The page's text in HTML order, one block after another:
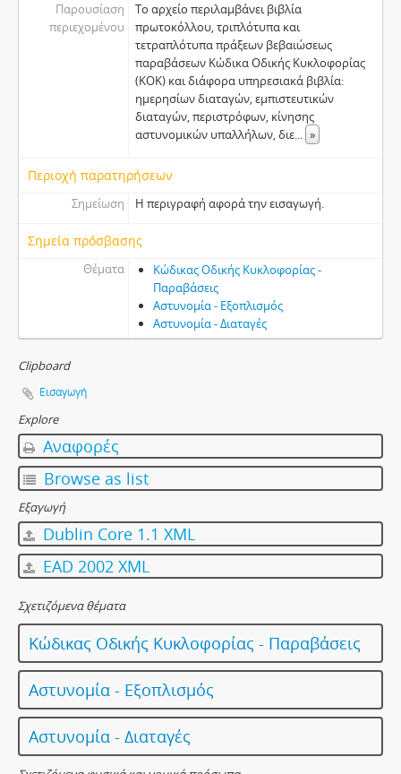
Παρουσίαση
περιεχομένου
Το αρχείο περιλαμβάνει βιβλία
πρωτοκόλλου, τριπλότυπα και
τετραπλότυπα πράξεων βεβαιώσεως
παραβάσεων Κώδικα Οδικής Κυκλοφορίας
(ΚΟΚ) και διάφορα υπηρεσιακά βιβλία:
ημερησίων διαταγών, εμπιστευτικών
διαταγών, περιστρόφων, κίνησης
αστυνομικών υπαλλήλων, διε... »
Περιοχή παρατηρήσεων
Σημείωση Η περιγραφή αφορά την εισαγωγή.
Σημεία πρόσβασης
Θέματα
Κώδικας Οδικής Κυκλοφορίας -
Παραβάσεις
Αστυνομία - Εξοπλισμός
Αστυνομία - Διαταγές
Clipboard
Εισαγωγή
Explore
Αναφορές
Browse as list
Εξαγωγή
Dublin Core 1.1 XML
EAD 2002 XML
Σχετιζόμενα θέματα
Κώδικας Οδικής Κυκλοφορίας - Παραβάσεις
Αστυνομία - Εξοπλισμός
Αστυνομία - Διαταγές